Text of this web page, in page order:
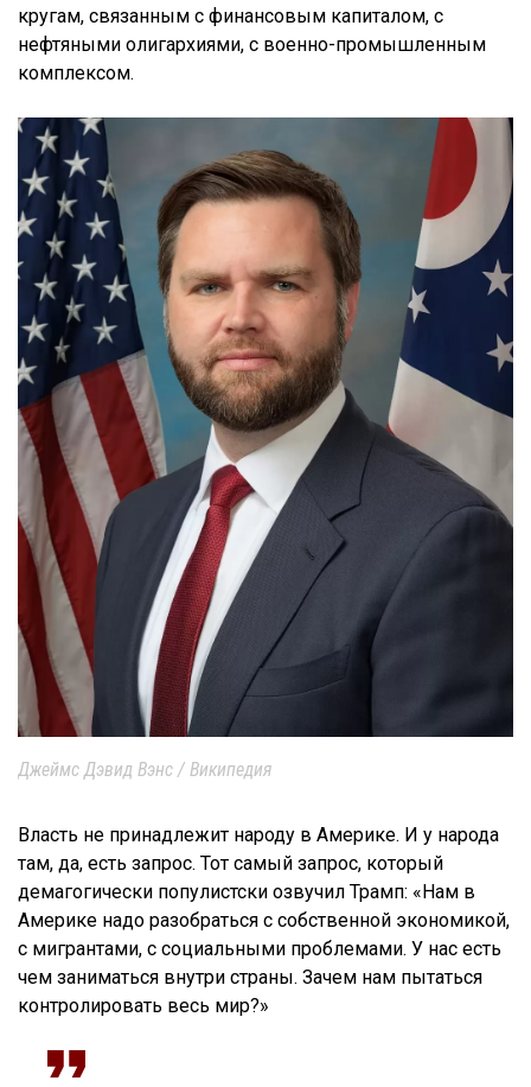
кругам, связанным с финансовым капиталом, с
нефтяными олигархиями, с военно-промышленным
комплексом.
Джеймс Дэвид Вэнс / Википедия
Власть не принадлежит народу в Америке. И у народа
там, да, есть запрос. Тот самый запрос, который
демагогически популистски озвучил Трамп: «Нам в
Америке надо разобраться с собственной экономикой,
с мигрантами, с социальными проблемами. У нас есть
чем заниматься внутри страны. Зачем нам пытаться
контролировать весь мир?»